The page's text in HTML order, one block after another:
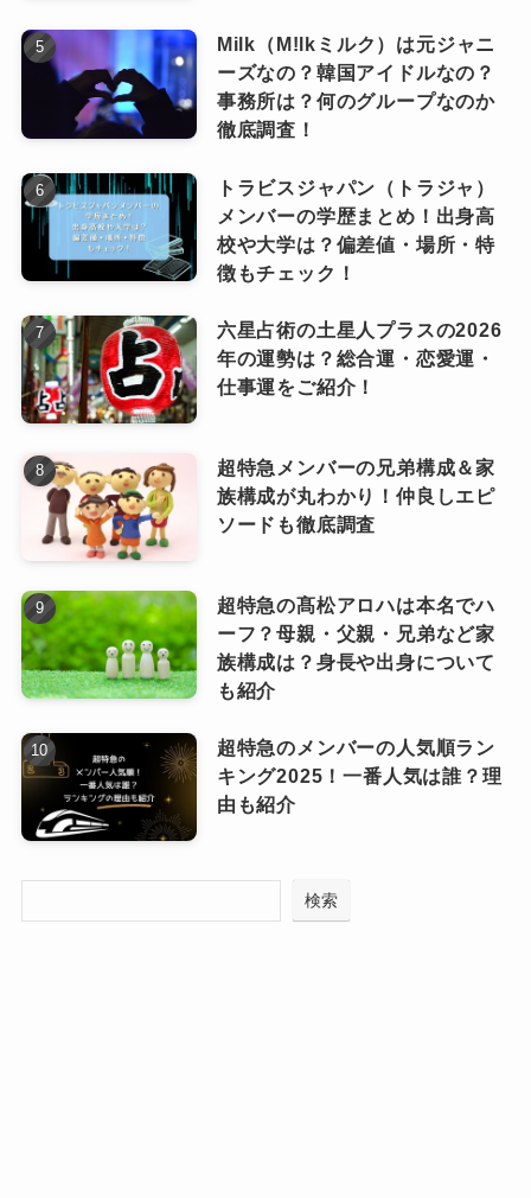
調査しましたが、
作詞作曲をしない理由につい
てはご本人からは話されていませんでした
ましたが、Ado(アド)さんは歌うことを目的とし
ているから作詞作曲をしないのではないかと思
います。
元々歌い手として活動されていて、くじらさん
の楽曲にボーカルとして参加していることか
ら、歌うことに集中しているように見えます
ね。
もし自分の作った音楽を自分の声で伝えたいと
いう思いがあったら、歌い手として活動してい
た時に曲作りに挑戦していてもおかしくありま
歌い手時代はその術がなかったとしても、人気
になった今、作詞作曲に興味があれば、Ado(ア
ド)さんが作った曲が一曲でもありそうです。
歌うことが目的だから作詞作曲をしていないの
かもしれませんね。
自分で曲を作っていない歌手もた
Milk（M!lkミルク）は元ジャニ
ーズなの？韓国アイドルなの？
事務所は？何のグループなのか
徹底調査！
トラビスジャパン（トラジャ）
メンバーの学歴まとめ！出身高
校や大学は？偏差値・場所・特
徴もチェック！
六星占術の土星人プラスの2026
年の運勢は？総合運・恋愛運・
仕事運をご紹介！
超特急メンバーの兄弟構成＆家
族構成が丸わかり！仲良しエピ
ソードも徹底調査
超特急の髙松アロハは本名でハ
ーフ？母親・父親・兄弟など家
族構成は？身長や出身について
も紹介
超特急のメンバーの人気順ラン
キング2025！一番人気は誰？理
由も紹介
検索